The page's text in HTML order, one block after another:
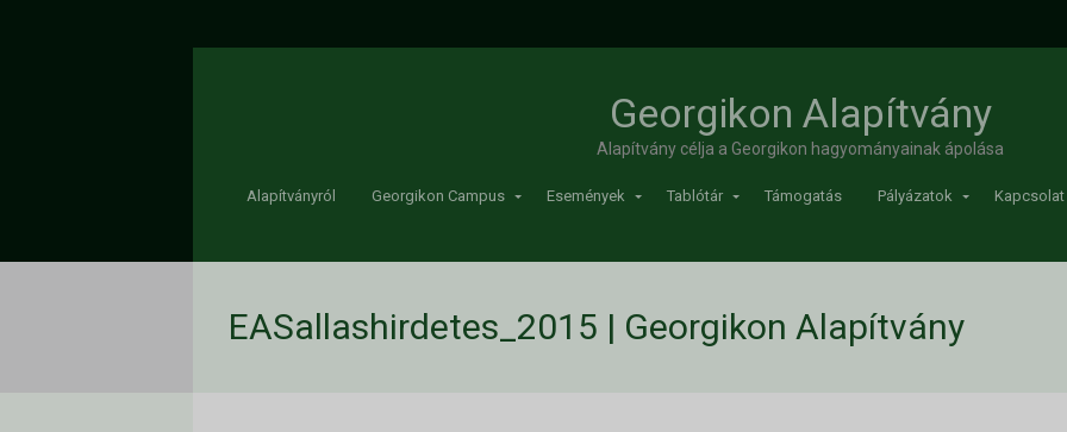
Georgikon Alapítvány
Alapítvány célja a Georgikon hagyományainak ápolása
Alapítványról Georgikon Campus Események Tablótár Támogatás Pályázatok Kapcsolat
EASallashirdetes_2015 | Georgikon Alapítvány